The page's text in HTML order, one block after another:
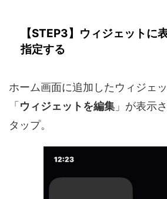
【STEP3】ウィジェットに
指定する
ホーム画面に追加したウィジェ
「 ウィジェットを編集 」が表示
タップ。